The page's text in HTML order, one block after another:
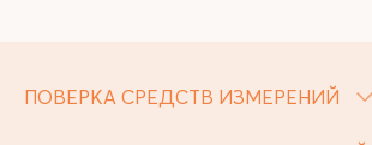
ПОВЕРКА СРЕДСТВ ИЗМЕРЕНИЙ